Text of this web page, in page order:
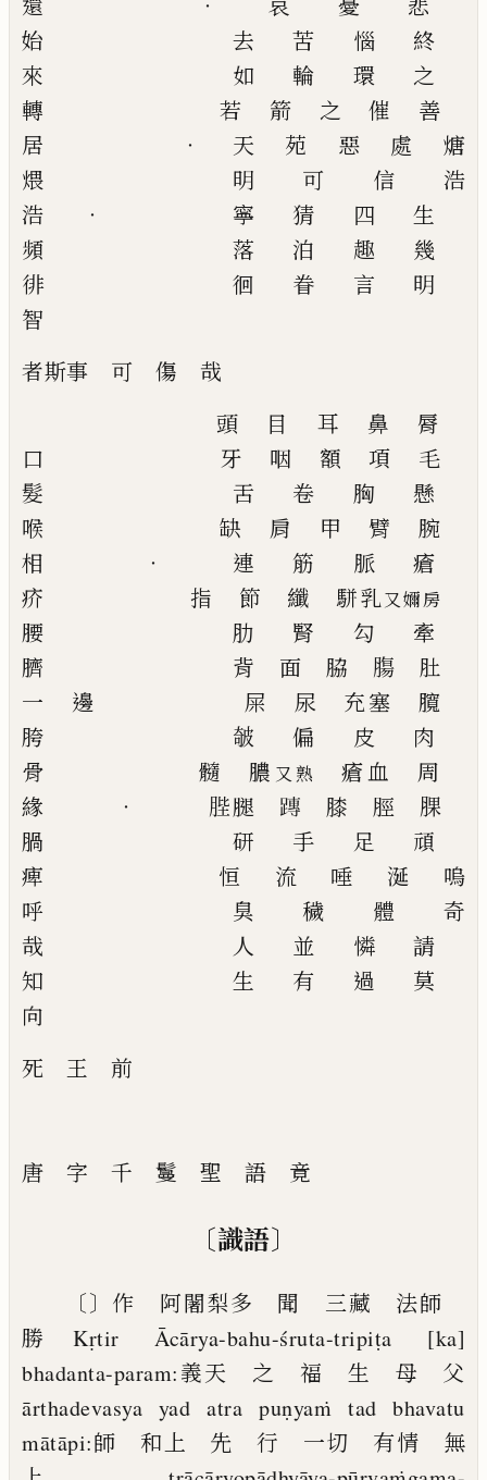
還 ‧ 哀 憂
悲
始
去 苦 惱
終
來
如 輪 環
之
轉
若 箭 之 催
善
居
‧ 天 苑 惡 處
煻
煨
明 可 信
浩
浩
‧ 寧 猜 四
生
頻
落 泊 趣
幾
徘
徊 眷 言
明
智
者斯事
可 傷
哉
頭
目 耳 鼻
脣
口
牙 咽 額 項
毛
髮
舌 卷 胸
懸
喉
缺 肩 甲 臂
腕
相
‧ 連 筋
脈 瘡
疥
指 節 纖 駢乳又嬭房
腰 肋 腎 勾
牽
臍
背 面 脇 膓
肚
一
邊 屎 尿 充塞
臗
胯
㿲 偏 皮
肉
骨
髓 膿 又熟 瘡血
周
緣
‧ 䏶腿 𨄔 膝 脛
腂
腡
研 手 足
頑
痺
恒 流 唾 涎
嗚
呼
臭 穢 體
奇
哉
人 並 憐
請
知
生 有 過
莫
向
死
王 前
唐 字 千 鬘 聖 語 竟
〔識語〕
〔〕 作 阿闍梨多 聞 三藏 法師
勝Kṛtir Ācārya-bahu-śruta-tripiṭa [ka]
bhadanta-param:義天 之 福 生 母 父
ārthadevasya yad atra puṇyaṁ tad bhavatu
mātāpi:師 和上 先 行 一切 有情 無